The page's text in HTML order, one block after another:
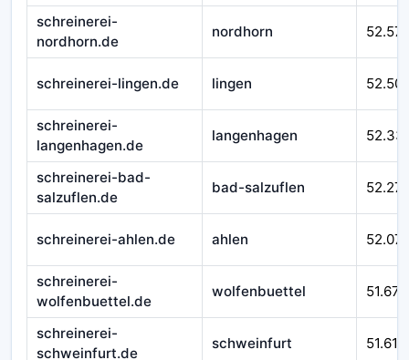
schreinerei-
nordhorn.de
nordhorn
schreinerei-lingen.de lingen
schreinerei-
langenhagen.de
langenhagen
schreinerei-bad-
salzuflen.de
bad-salzuflen
schreinerei-ahlen.de ahlen
schreinerei-
wolfenbuettel.de
wolfenbuettel 51.670
schreinerei-
schweinfurt.de
schweinfurt 51.610